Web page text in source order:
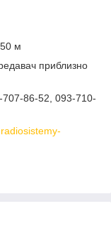
50 м
приблизно
86-52, 093-710-